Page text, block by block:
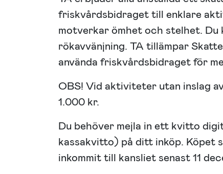
friskvårdsbidraget till enklare
motverkar ömhet och stelhet. Du
rökavvänjning. TA tillämpar
använda friskvårdsbidraget för
OBS! Vid aktiviteter utan inslag
1.000 kr.
Du behöver mejla in ett kvitto
kassakvitto) på ditt inköp. Köpet
inkommit till kansliet senast 11